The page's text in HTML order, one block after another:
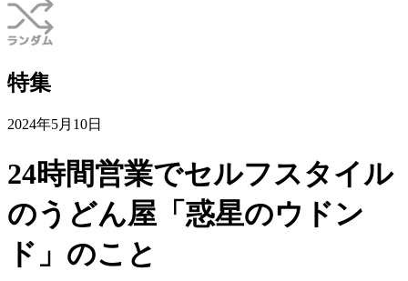
特集
2024年5月10日
24時間営業でセルフスタイル
のうどん屋「惑星のウドン
ド」のこと